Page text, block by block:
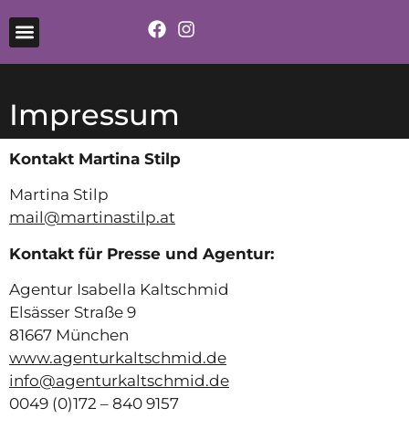
Impressum
Kontakt Martina Stilp
Martina Stilp
mail@martinastilp.at
Kontakt für Presse und Agentur:
Agentur Isabella Kaltschmid
Elsässer Straße 9
81667 München
www.agenturkaltschmid.de
info@agenturkaltschmid.de
0049 (0)172 – 840 9157